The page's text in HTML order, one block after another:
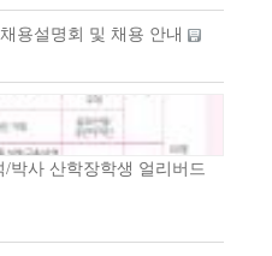
용설명회 및 채용 안내
박사 산학장학생 얼리버드